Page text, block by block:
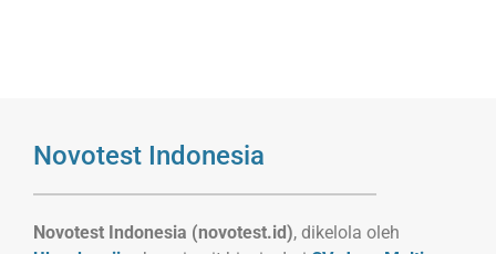
Novotest Indonesia
Novotest Indonesia (novotest.id), dikelola oleh